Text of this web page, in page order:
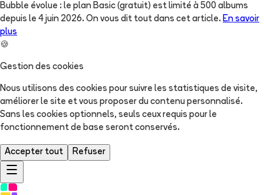
Bubble évolue : le plan Basic (gratuit) est limité à 500 albums
depuis le 4 juin 2026. On vous dit tout dans cet article. En savoir
plus
🍪
Gestion des cookies
Nous utilisons des cookies pour suivre les statistiques de visite,
améliorer le site et vous proposer du contenu personnalisé.
Sans les cookies optionnels, seuls ceux requis pour le
fonctionnement de base seront conservés.
Accepter tout Refuser